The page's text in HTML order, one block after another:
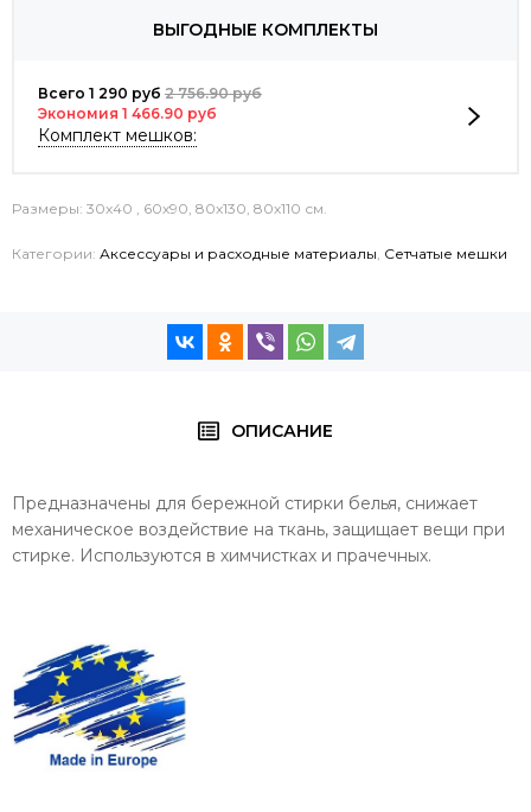
ВЫГОДНЫЕ КОМПЛЕКТЫ
Всего 1 290 руб 2 756.90 руб
Экономия 1 466.90 руб
Комплект мешков:
Размеры: 30х40 , 60х90, 80х130, 80х110 см.
Категории: Аксессуары и расходные материалы, Сетчатые мешки
ОПИСАНИЕ
Предназначены для бережной стирки белья, снижает
механическое воздействие на ткань, защищает вещи при
стирке. Используются в химчистках и прачечных.